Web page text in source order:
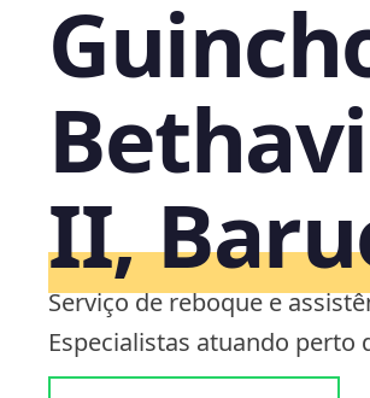
II,
Serviço de reboque e
Especialistas atuando perto